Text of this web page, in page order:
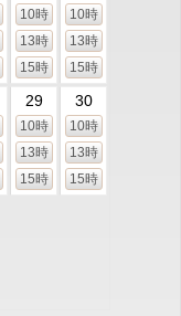
10時
13時
15時
10時
13時
15時
29
10時
13時
15時
30
10時
13時
15時